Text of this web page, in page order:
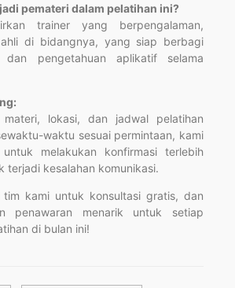
pemateri dalam pelatihan ini?
trainer yang berpengalaman,
di bidangnya, yang siap berbagi
pengetahuan aplikatif selama
materi, lokasi, dan jadwal pelatihan
waktu sesuai permintaan, kami
melakukan konfirmasi terlebih
terjadi kesalahan komunikasi.
tim kami untuk konsultasi gratis, dan
penawaran menarik untuk setiap
di bulan ini!